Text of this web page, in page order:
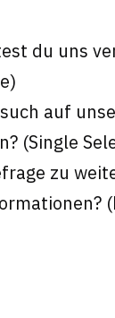
du uns
auf
(Single
zu